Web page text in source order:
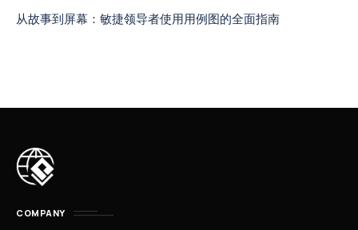
从故事到屏幕：敏捷领导者使用用例图的全面指南
COMPANY